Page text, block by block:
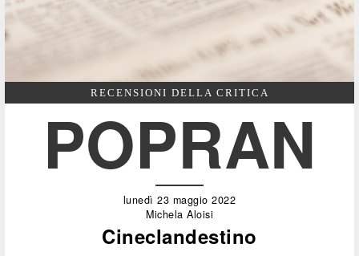
RECENSIONI DELLA CRITICA
POPRAN
lunedì 23 maggio 2022
Michela Aloisi
Cineclandestino